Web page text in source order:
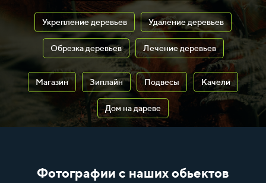
Укрепление деревьев Удаление деревьев
Обрезка деревьев Лечение деревьев
Магазин Зиплайн Подвесы Качели
Дом на дареве
Фотографии с наших обьектов